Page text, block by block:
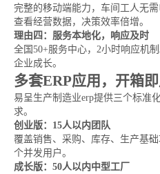
完整的移动端能力，车间工人无
查看经营数据，决策效率倍增。
理由四：服务本地化，响应及时
全国50+服务中心，2小时响应机
企业成长。
多套ERP应用，开箱即
易呈生产制造业erp提供三个标准
求。
创业版：15人以内团队
覆盖销售、采购、库存、生产基
个并发用户。
成长版：50人以内中型工厂